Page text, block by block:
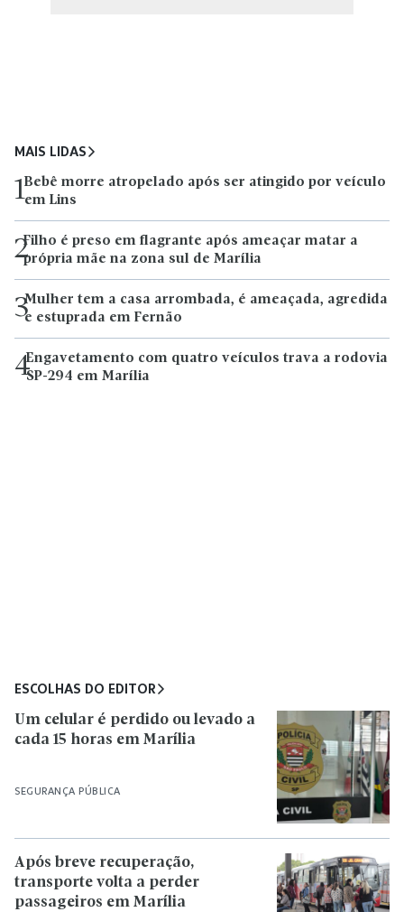
MAIS LIDAS
1Bebê morre atropelado após ser atingido por veículo
em Lins
2Filho é preso em flagrante após ameaçar matar a
própria mãe na zona sul de Marília
3Mulher tem a casa arrombada, é ameaçada, agredida
e estuprada em Fernão
4Engavetamento com quatro veículos trava a rodovia
SP-294 em Marília
ESCOLHAS DO EDITOR
SEGURANÇA PÚBLICA
Um celular é perdido ou levado a
cada 15 horas em Marília
Após breve recuperação,
transporte volta a perder
passageiros em Marília